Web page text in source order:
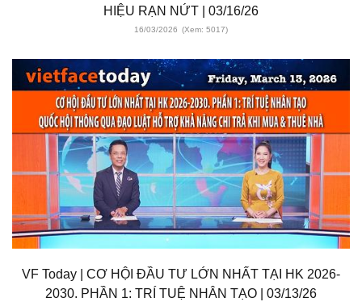
HIỆU RẠN NỨT | 03/16/26
16/03/2026 (Xem: 5017)
VF Today | CƠ HỘI ĐẦU TƯ LỚN NHẤT TẠI HK 2026-
2030. PHẦN 1: TRÍ TUỆ NHÂN TẠO | 03/13/26